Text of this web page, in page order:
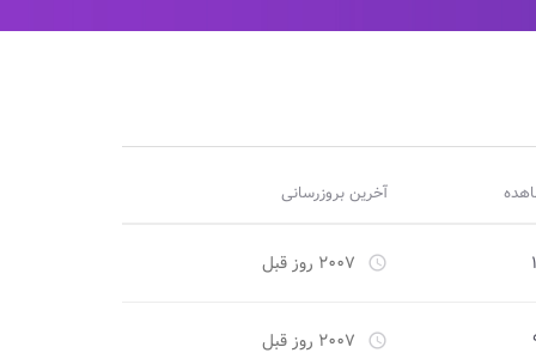
آخرین بروزرسانی
access_time ۲۰۰۷ روز قبل
access_time ۲۰۰۷ روز قبل